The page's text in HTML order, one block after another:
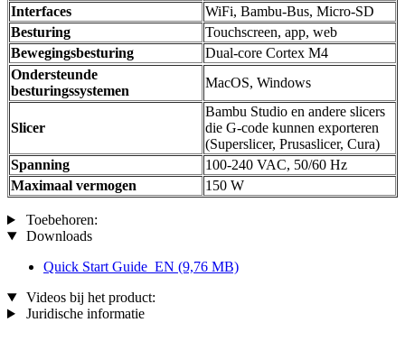
Interfaces
WiFi, Bambu-Bus, Micro-SD
Besturing
Touchscreen, app, web
Bewegingsbesturing
Dual-core Cortex M4
Ondersteunde
besturingssystemen
MacOS, Windows
Slicer
Bambu Studio en andere slicers
die G-code kunnen exporteren
(Superslicer, Prusaslicer, Cura)
Spanning
100-240 VAC, 50/60 Hz
Maximaal vermogen
150 W
Toebehoren:
Downloads
Quick Start Guide_EN (9,76 MB)
Videos bij het product:
Juridische informatie